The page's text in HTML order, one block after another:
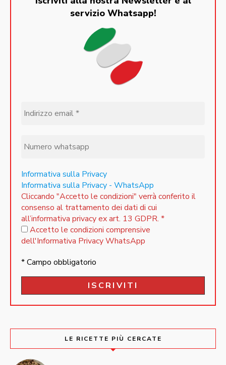
servizio Whatsapp!
Informativa sulla Privacy
Informativa sulla Privacy - WhatsApp
Cliccando "Accetto le condizioni" verrà conferito il
consenso al trattamento dei dati di cui
all’informativa privacy ex art. 13 GDPR. *
Accetto le condizioni comprensive
dell'Informativa Privacy WhatsApp
* Campo obbligatorio
LE RICETTE PIÙ CERCATE